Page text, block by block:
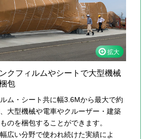
クフィルムやシートで大型機械
包
ム・シート共に幅3.6Mから最大で約
大型機械や電車やクルーザー・建築
のを梱包することができます。
広い分野で使われ続けた実績によ